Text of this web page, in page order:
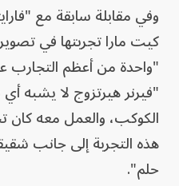
وفي مقابلة سابقة مع
"واحدة من أعظم التجارب
"فيرنر هيرتزوج لا يشبه
الكوكب، والعمل معه
هذه التجربة إلى جانب
حلم".